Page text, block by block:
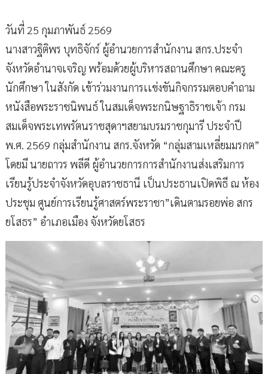
วันที่ 25 กุมภาพันธ์ 2569
นางสาวฐิติพร บุทธิจักร์ ผู้อำนวยการสำนักงาน สกร.ประจำ
จังหวัดอำนาจเจริญ พร้อมด้วยผู้บริหารสถานศึกษา คณะครู
นักศึกษา ในสังกัด เข้าร่วมงานการเเข่งขันกิจกรรมตอบคำถาม
หนังสือพระราชนิพนธ์ ในสมเด็จพระกนิษฐาธิราชเจ้า กรม
สมเด็จพระเทพรัตนราชสุดาฯสยามบรมราชกุมารี ประจำปี
พ.ศ. 2569 กลุ่มสำนักงาน สกร.จังหวัด “กลุ่มสามเหลี่ยมมรกต”
โดยมี นายถาวร พลีดี ผู้อำนวยการการสำนักงานส่งเสริมการ
เรียนรู้ประจำจังหวัดอุบลราชธานี เป็นประธานเปิดพิธี ณ ห้อง
ประชุม ศูนย์การเรียนรู้ศาสตร์พระราชา”เดินตามรอยพ่อ สกร
ยโสธร” อำเภอเมือง จังหวัดยโสธร